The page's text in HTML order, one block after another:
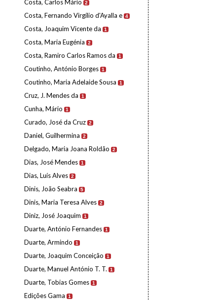
Costa, Carlos Mário 2
Costa, Fernando Virgílio d'Ayalla e 4
Costa, Joaquim Vicente da 1
Costa, Maria Eugénia 2
Costa, Ramiro Carlos Ramos da 1
Coutinho, António Borges 1
Coutinho, Maria Adelaide Sousa 1
Cruz, J. Mendes da 1
Cunha, Mário 1
Curado, José da Cruz 2
Daniel, Guilhermina 2
Delgado, Maria Joana Roldão 2
Dias, José Mendes 1
Dias, Luís Alves 2
Dinis, João Seabra 5
Dinis, Maria Teresa Alves 2
Diniz, José Joaquim 1
Duarte, António Fernandes 1
Duarte, Armindo 1
Duarte, Joaquim Conceição 1
Duarte, Manuel António T. T. 1
Duarte, Tobias Gomes 1
Edições Gama 1